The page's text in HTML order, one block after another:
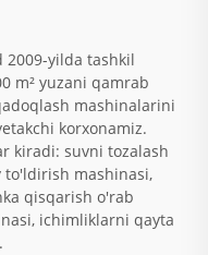
2009-yilda tashkil
m² yuzani qamrab
mashinalarini
korxonamiz.
kiradi: suvni tozalash
to'ldirish mashinasi,
qisqarish o'rab
ichimliklarni qayta